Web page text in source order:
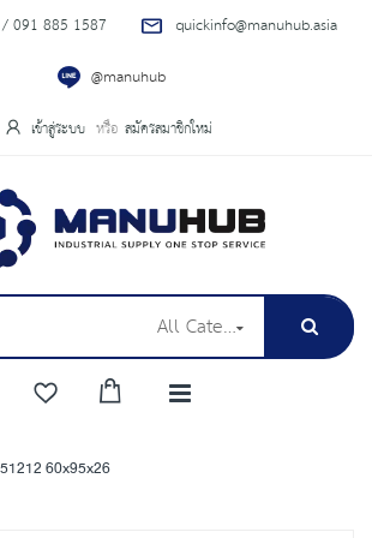
091 885 1587
quickinfo@manuhub.asia
@manuhub
เข้าสู่ระบบ สมัครสมาชิกใหม่
All Categories
60x95x26